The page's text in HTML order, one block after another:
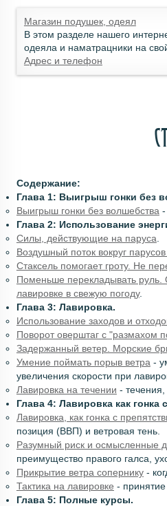
Магазин подушек, одеял
В этом разделе нашего
одеяла и наматрацники на
Адрес и телефон
Содержание:
Глава 1: Выигрыш гонки без
Выигрыш гонки без волшебства -
Глава 2: Использование
Силы, действующие на паруса
Воздушный поток вокруг
Стаксель помогает гроту. Не
Поменьше перекладывать руль.
лавировке в свежую погоду.
Глава 3: Лавировка.
Использование заходов и
Поворот оверштаг с "размахом
Задержанный ветер. Морские
Умение поймать порыв ветра -
увеличения скорости при
Лавировка на течении -
Глава 4: Лавировка как гонка
Лавировка, как гонка с
позиция (ВВП) и ветровая тень.
Разумный риск и осмысленные
преимущество правого галса,
Прикрытие ветра сопернику-
Тактика на лавировке - принятие
Глава 5: Полные курсы.